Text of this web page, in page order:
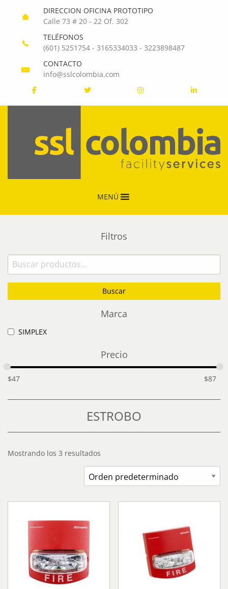
DIRECCION OFICINA PROTOTIPO
Calle 73 # 20 - 22 Of. 302
TELÉFONOS
(601) 5251754- 3165334033 - 3223898487
CONTACTO
info@sslcolombia.com
MENÚ
Filtros
Buscar
por:
Buscar
Marca
SIMPLEX
Precio
$47 $87
ESTROBO
Mostrando los 3 resultados